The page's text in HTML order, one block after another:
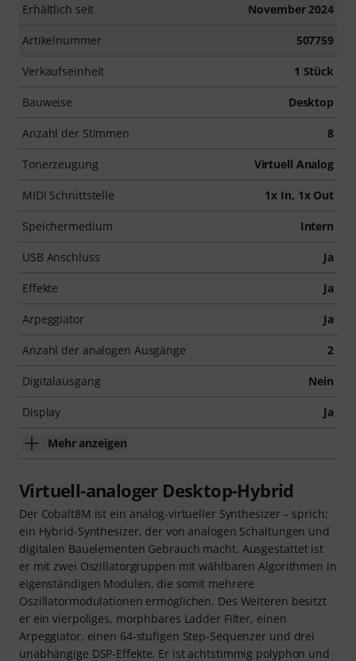
Erhältlich seit November 2024
Artikelnummer 507759
Verkaufseinheit 1 Stück
Bauweise Desktop
Anzahl der Stimmen 8
Tonerzeugung Virtuell Analog
MIDI Schnittstelle 1x In, 1x Out
Speichermedium Intern
USB Anschluss Ja
Effekte Ja
Arpeggiator Ja
Anzahl der analogen Ausgänge 2
Digitalausgang Nein
Display Ja
Mehr anzeigen
Virtuell-analoger Desktop-Hybrid
Der Cobalt8M ist ein analog-virtueller Synthesizer – sprich:
ein Hybrid-Synthesizer, der von analogen Schaltungen und
digitalen Bauelementen Gebrauch macht. Ausgestattet ist
er mit zwei Oszillatorgruppen mit wählbaren Algorithmen in
eigenständigen Modulen, die somit mehrere
Oszillatormodulationen ermöglichen. Des Weiteren besitzt
er ein vierpoliges, morphbares Ladder Filter, einen
Arpeggiator, einen 64-stufigen Step-Sequenzer und drei
unabhängige DSP-Effekte. Er ist achtstimmig polyphon und